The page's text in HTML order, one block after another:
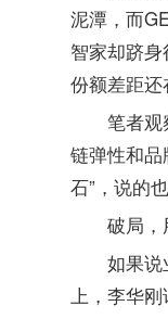
泥潭，而
智家却跻
份额差距
笔者观
链弹性和
石”，说的
破局，
如果说
上，李华